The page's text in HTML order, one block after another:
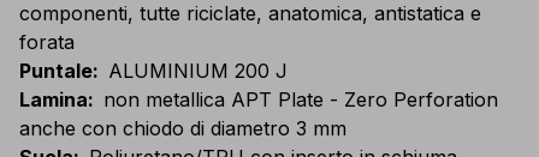
componenti, tutte riciclate, anatomica, antistatica e
forata
Puntale: ALUMINIUM 200 J
Lamina: non metallica APT Plate - Zero Perforation
anche con chiodo di diametro 3 mm